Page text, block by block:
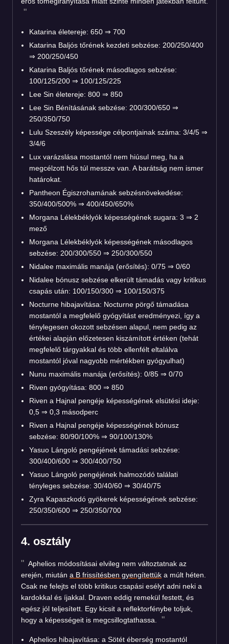
Katarina életereje: 650 ⇒ 700
Katarina Baljós tőrének kezdeti sebzése: 200/250/400
⇒ 200/250/450
Katarina Baljós tőrének másodlagos sebzése:
100/125/200 ⇒ 100/125/225
Lee Sin életereje: 800 ⇒ 850
Lee Sin Bénításának sebzése: 200/300/650 ⇒
250/350/750
Lulu Szeszély képessége célpontjainak száma: 3/4/5 ⇒
3/4/6
Lux varázslása mostantól nem hiúsul meg, ha a
megcélzott hős túl messze van. A barátság nem ismer
határokat.
Pantheon Égiszrohamának sebzésnövekedése:
350/400/500% ⇒ 400/450/650%
Morgana Lélekbéklyók képességének sugara: 3 ⇒ 2
mező
Morgana Lélekbéklyók képességének másodlagos
sebzése: 200/300/550 ⇒ 250/300/550
Nidalee maximális manája (erősítés): 0/75 ⇒ 0/60
Nidalee bónusz sebzése elkerült támadás vagy kritikus
csapás után: 100/150/300 ⇒ 100/150/375
Nocturne hibajavítása: Nocturne pörgő támadása
mostantól a megfelelő gyógyítást eredményezi, így a
ténylegesen okozott sebzésen alapul, nem pedig az
értékei alapján előzetesen kiszámított értéken (tehát
megfelelő tárgyakkal és több ellenfélt eltalálva
mostantól jóval nagyobb mértékben gyógyulhat)
Nunu maximális manája (erősítés): 0/85 ⇒ 0/70
Riven gyógyítása: 800 ⇒ 850
Riven a Hajnal pengéje képességének elsütési ideje:
0,5 ⇒ 0,3 másodperc
Riven a Hajnal pengéje képességének bónusz
sebzése: 80/90/100% ⇒ 90/100/130%
Yasuo Lángoló pengéjének támadási sebzése:
300/400/600 ⇒ 300/400/750
Yasuo Lángoló pengéjének halmozódó találati
tényleges sebzése: 30/40/60 ⇒ 30/40/75
Zyra Kapaszkodó gyökerek képességének sebzése:
250/350/600 ⇒ 250/350/700
4. osztály
Aphelios módosításai elvileg nem változtatnak az
erején, miután a B frissítésben gyengítettük a múlt héten.
Csak ne felejts el több kritikus csapási esélyt adni neki a
kardokkal és íjakkal. Draven eddig remekül festett, és
egész jól teljesített. Egy kicsit a reflektorfénybe toljuk,
hogy a képességeit is megcsillogtathassa.
Aphelios hibajavítása: a Sötét éberség mostantól